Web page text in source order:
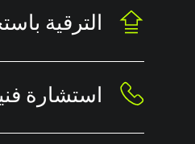
الترقية
استشارة